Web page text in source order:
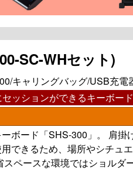
SC-WHセット)
キャリングバッグ/USB充電
ッションができるキーボード
ボード「SHS-300」。 肩掛
できるため、場所やシチュ
ペースな環境ではショルダ